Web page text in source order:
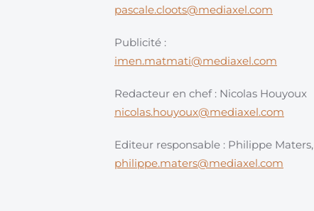
pascale.cloots@mediaxel.com
Publicité :
imen.matmati@mediaxel.com
Redacteur en chef : Nicolas Houyoux
nicolas.houyoux@mediaxel.com
Editeur responsable : Philippe Maters,
philippe.maters@mediaxel.com